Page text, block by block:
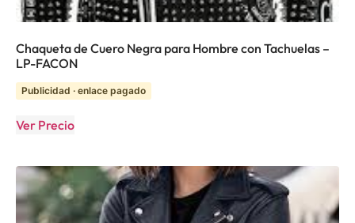
Chaqueta de Cuero Negra para Hombre con Tachuelas –
LP-FACON
Publicidad · enlace pagado
Ver Precio